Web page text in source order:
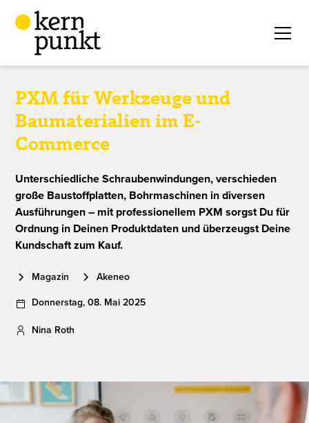
PXM für Werkzeuge und
Baumaterialien im E-
Commerce
Unterschiedliche Schraubenwindungen, verschieden
große Baustoffplatten, Bohrmaschinen in diversen
Ausführungen – mit professionellem PXM sorgst Du für
Ordnung in Deinen Produktdaten und überzeugst Deine
Kundschaft zum Kauf.
Magazin
Akeneo
Donnerstag,08. Mai 2025
Nina Roth